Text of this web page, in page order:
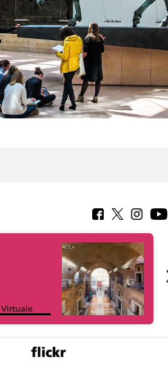
Virtuale